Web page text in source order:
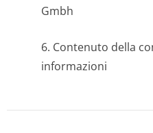
Gmbh
6. Contenuto della
informazioni